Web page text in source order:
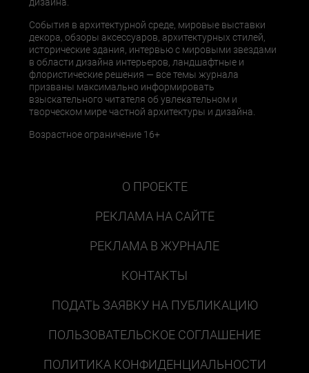
дизайна.
События в архитектурной среде, мировые выставки
декора, обзоры аксессуаров, архитектурных стилей,
исторические здания, интервью с мировыми звездами
в области дизайна интерьеров, ландшафтные и
флористические решения — все темы журнала
призваны максимально информировать
взыскательного читателя об увлекательном и
творческом мире частной архитектуры и дизайна.
Возрастное ограничение 16+
О ПРОЕКТЕ
РЕКЛАМА НА САЙТЕ
РЕКЛАМА В ЖУРНАЛЕ
КОНТАКТЫ
ПОДАТЬ ЗАЯВКУ НА ПУБЛИКАЦИЮ
ПОЛЬЗОВАТЕЛЬСКОЕ СОГЛАШЕНИЕ
ПОЛИТИКА КОНФИДЕНЦИАЛЬНОСТИ